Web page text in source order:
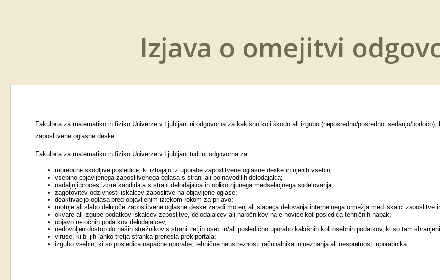
Izjava o omejitvi
Fakulteta za matematiko in fiziko Univerze v Ljubljani ni odgovorna za kakršno koli škodo ali izgubo (neposredno/posredno, sedanjo/
zaposlitvene oglasne deske.
Fakulteta za matematiko in fiziko Univerze v Ljubljani tudi ni odgovorna za:
morebitne škodljive posledice, ki izhajajo iz uporabe zaposlitvene oglasne deske in njenih vsebin;
vsebino objavljenega zaposlitvenega oglasa s strani ali po navodilih delodajalca;
nadaljnji proces izbire kandidata s strani delodajalca in obliko njunega medsebojnega sodelovanja;
zagotovitev odzivnosti iskalcev zaposlitve na objavljene oglase;
deaktivacijo oglasa pred objavljenim iztekom rokom za prijavo;
motnje ali slabo delujoče zaposlitvene oglasne deske zaradi motenj ali slabega delovanja internetnega omrežja med iskalci zaposlitve
okvare ali izgube podatkov iskalcev zaposlitve, delodajalcev ali naročnikov na e-novice kot posledica tehničnih napak;
objavo netočnih podatkov delodajalcev;
nedovoljen dostop do naših strežnikov s strani tretjih oseb in/ali posledično uporabo kakršnih koli osebnih podatkov, ki so tam
viruse, ki bi jih lahko tretja stranka prenesla prek portala;
izgubo vsebin, ki so posledica napačne uporabe, tehnične neustreznosti računalnika in neznanja ali nespretnosti uporabnika.